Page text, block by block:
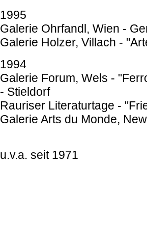
1995
Galerie Ohrfandl, Wien -
Galerie Holzer, Villach -
1994
Galerie Forum, Wels -
- Stieldorf
Rauriser Literaturtage -
Galerie Arts du Monde,
u.v.a. seit 1971